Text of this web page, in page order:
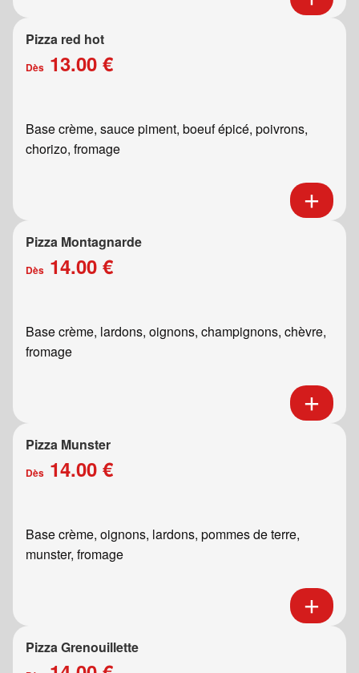
Pizza red hot
Dès 13.00 €
Base crème, sauce piment, boeuf épicé, poivrons,
chorizo, fromage
Pizza Montagnarde
Dès 14.00 €
Base crème, lardons, oignons, champignons, chèvre,
fromage
Pizza Munster
Dès 14.00 €
Base crème, oignons, lardons, pommes de terre,
munster, fromage
Pizza Grenouillette